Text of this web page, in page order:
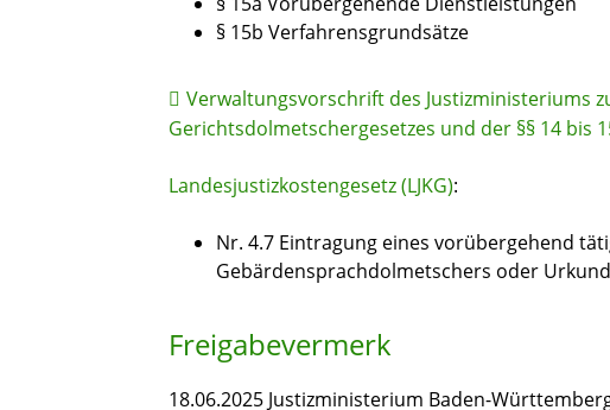
§ 15b Verfahrensgrundsätze
Verwaltungsvorschrift des Justizministeriums
Gerichtsdolmetschergesetzes und der §§ 14 bis
Landesjustizkostengesetz (LJKG):
Nr. 4.7 Eintragung eines vorübergehend
Gebärdensprachdolmetschers oder
Freigabevermerk
18.06.2025 Justizministerium Baden-